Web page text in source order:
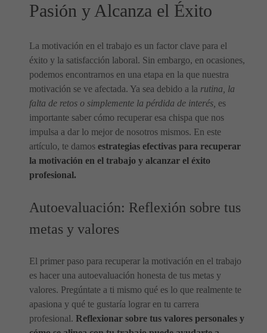
Pasión y Alcanza el Éxito
La motivación en el trabajo es un factor clave para el
éxito y la satisfacción laboral. Sin embargo, en ocasiones,
podemos encontrarnos en una etapa en la que nuestra
motivación se ve afectada. Ya sea debido a la rutina, la
falta de retos o simplemente la pérdida de interés, es
importante saber cómo recuperar esa chispa que nos
impulsa a dar lo mejor de nosotros mismos. En este
artículo, te damos estrategias efectivas para recuperar
la motivación en el trabajo y alcanzar el éxito
profesional.
Autoevaluación: Reflexión sobre tus
metas y valores
El primer paso para recuperar la motivación en el trabajo
es hacer una autoevaluación honesta de tus metas y
valores. Pregúntate a ti mismo qué es lo que realmente te
apasiona y qué te gustaría lograr en tu carrera
profesional. Reflexionar sobre tus valores personales y